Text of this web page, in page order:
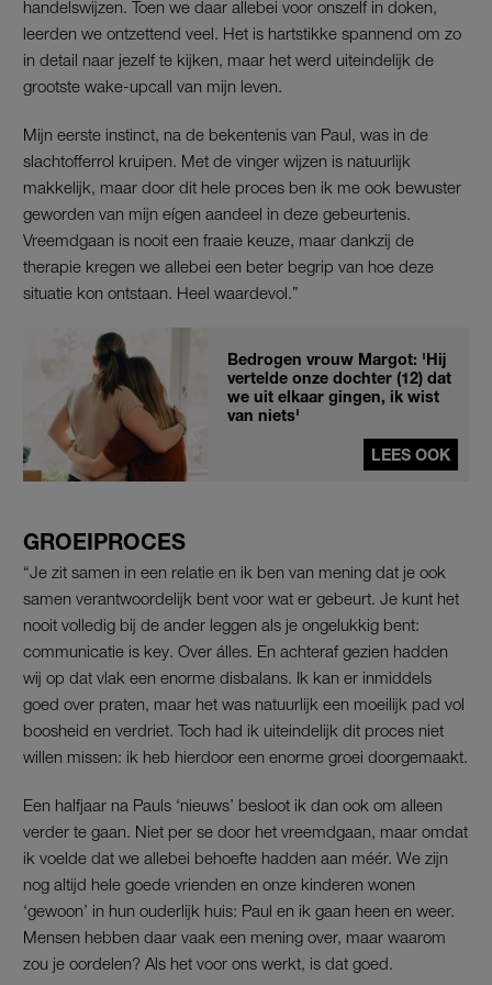
handelswijzen. Toen we daar allebei voor onszelf in doken,
leerden we ontzettend veel. Het is hartstikke spannend om zo
in detail naar jezelf te kijken, maar het werd uiteindelijk de
grootste wake-upcall van mijn leven.
Mijn eerste instinct, na de bekentenis van Paul, was in de
slachtofferrol kruipen. Met de vinger wijzen is natuurlijk
makkelijk, maar door dit hele proces ben ik me ook bewuster
geworden van mijn eígen aandeel in deze gebeurtenis.
Vreemdgaan is nooit een fraaie keuze, maar dankzij de
therapie kregen we allebei een beter begrip van hoe deze
situatie kon ontstaan. Heel waardevol.”
Bedrogen vrouw Margot: 'Hij
vertelde onze dochter (12) dat
we uit elkaar gingen, ik wist
van niets'
LEES OOK
GROEIPROCES
“Je zit samen in een relatie en ik ben van mening dat je ook
samen verantwoordelijk bent voor wat er gebeurt. Je kunt het
nooit volledig bij de ander leggen als je ongelukkig bent:
communicatie is key. Over álles. En achteraf gezien hadden
wij op dat vlak een enorme disbalans. Ik kan er inmiddels
goed over praten, maar het was natuurlijk een moeilijk pad vol
boosheid en verdriet. Toch had ik uiteindelijk dit proces niet
willen missen: ik heb hierdoor een enorme groei doorgemaakt.
Een halfjaar na Pauls ‘nieuws’ besloot ik dan ook om alleen
verder te gaan. Niet per se door het vreemdgaan, maar omdat
ik voelde dat we allebei behoefte hadden aan méér. We zijn
nog altijd hele goede vrienden en onze kinderen wonen
‘gewoon’ in hun ouderlijk huis: Paul en ik gaan heen en weer.
Mensen hebben daar vaak een mening over, maar waarom
zou je oordelen? Als het voor ons werkt, is dat goed.